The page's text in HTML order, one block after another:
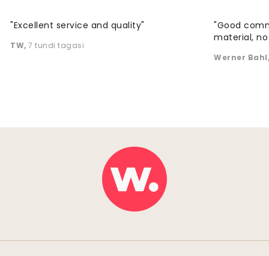
"Excellent service and quality"
TW, 7 tundi tagasi
"Good
material,
Werner Bahl